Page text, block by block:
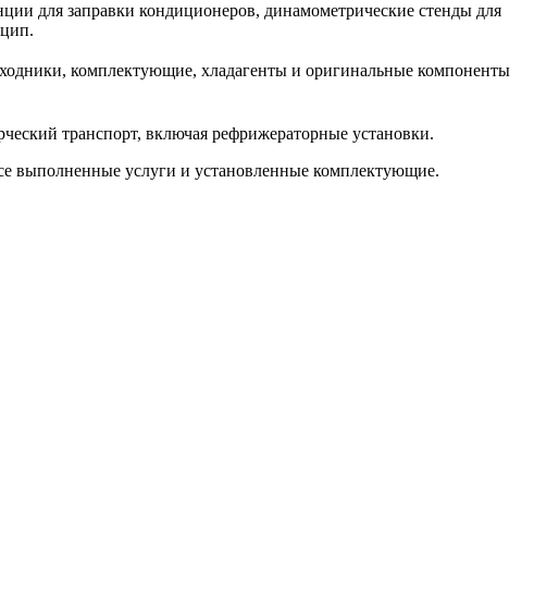
для заправки кондиционеров, динамометрические стенды для
комплектующие, хладагенты и оригинальные компоненты
транспорт, включая рефрижераторные установки.
выполненные услуги и установленные комплектующие.